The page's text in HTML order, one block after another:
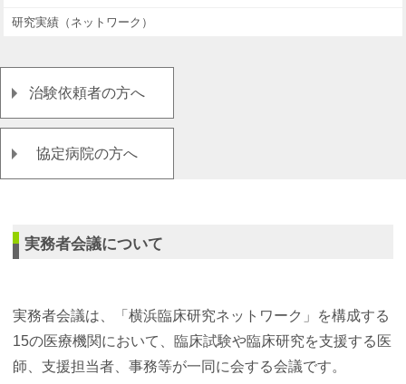
研究実績（ネットワーク）
治験依頼者の方へ
協定病院の方へ
実務者会議について
実務者会議は、「横浜臨床研究ネットワーク」を構成する
15の医療機関において、臨床試験や臨床研究を支援する医
師、支援担当者、事務等が一同に会する会議です。